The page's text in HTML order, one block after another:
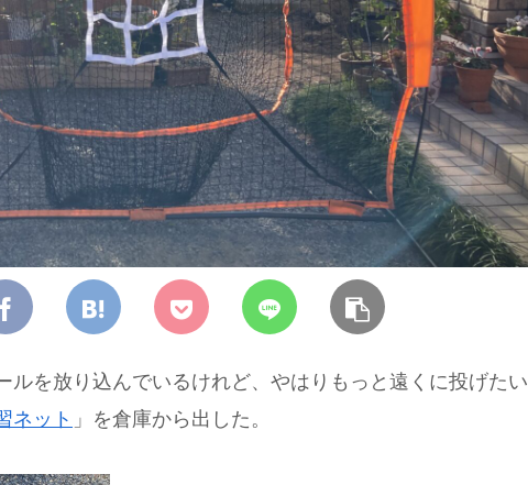
ルを放り込んでいるけれど、やはりもっと遠くに投げたい
ネット 」を倉庫から出した。